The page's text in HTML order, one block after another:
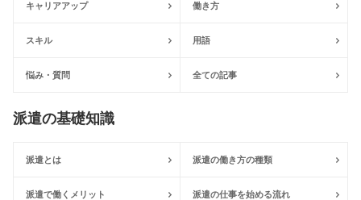
キャリアアップ 働き方
スキル 用語
悩み・質問 全ての記事
派遣の基礎知識
派遣とは 派遣の働き方の種類
派遣で働くメリット 派遣の仕事を始める流れ